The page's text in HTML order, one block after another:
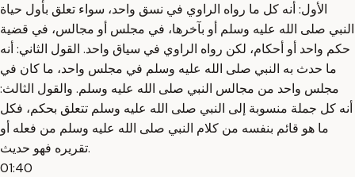
الأول: أنه كل ما رواه الراوي في نسق واحد، سواء تعلق بأول حياة
النبي صلى الله عليه وسلم أو بآخرها، في مجلس أو مجالس، في قضية
حكم واحد أو أحكام، لكن رواه الراوي في سياق واحد. القول الثاني: أنه
ما حدث به النبي صلى الله عليه وسلم في مجلس واحد، ما كان في
مجلس واحد من مجالس النبي صلى الله عليه وسلم. والقول الثالث:
أنه كل جملة منسوبة إلى النبي صلى الله عليه وسلم تتعلق بحكم، فكل
ما هو قائم بنفسه من كلام النبي صلى الله عليه وسلم من فعله أو
تقريره فهو حديث.
01:40